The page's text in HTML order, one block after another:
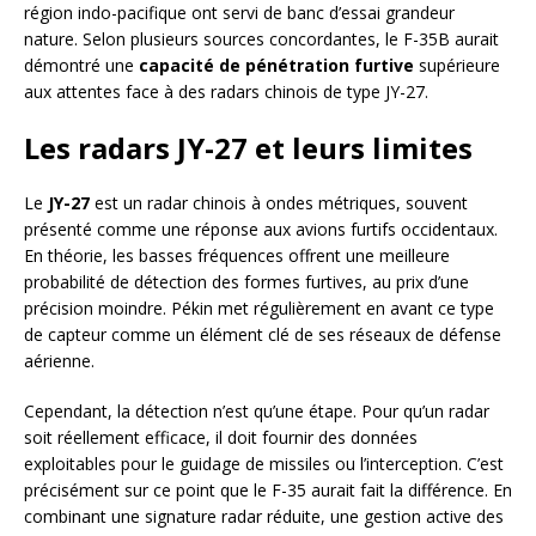
région indo-pacifique ont servi de banc d’essai grandeur
nature. Selon plusieurs sources concordantes, le F-35B aurait
démontré une capacité de pénétration furtive supérieure
aux attentes face à des radars chinois de type JY-27.
Les radars JY-27 et leurs limites
Le JY-27 est un radar chinois à ondes métriques, souvent
présenté comme une réponse aux avions furtifs occidentaux.
En théorie, les basses fréquences offrent une meilleure
probabilité de détection des formes furtives, au prix d’une
précision moindre. Pékin met régulièrement en avant ce type
de capteur comme un élément clé de ses réseaux de défense
aérienne.
Cependant, la détection n’est qu’une étape. Pour qu’un radar
soit réellement efficace, il doit fournir des données
exploitables pour le guidage de missiles ou l’interception. C’est
précisément sur ce point que le F-35 aurait fait la différence. En
combinant une signature radar réduite, une gestion active des